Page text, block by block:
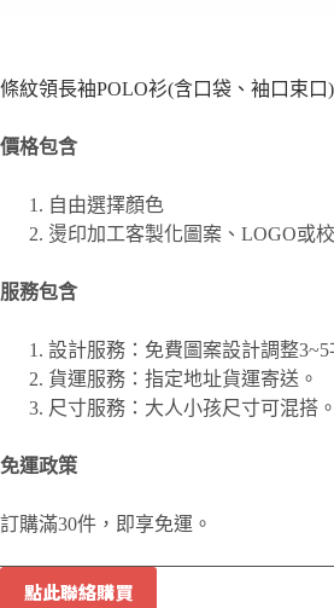
條紋領長袖POLO衫(含口袋、袖口束口
價格包含
自由選擇顏色
燙印加工客製化圖案、 LOGO或
服務包含
設計服務：免費圖案設計調整3~5
貨運服務：指定地址貨運寄送。
尺寸服務：大人小孩尺寸可混搭。
免運政策
訂購滿30件，即享免運。
點此聯絡購買